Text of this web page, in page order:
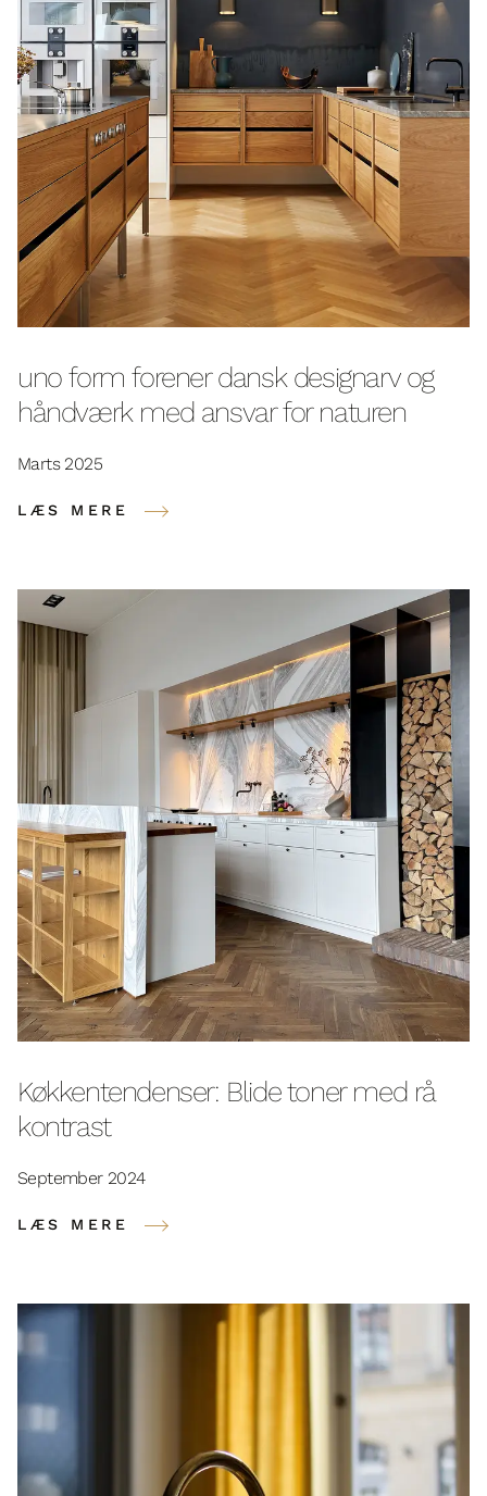
uno form forener dansk designarv og
håndværk med ansvar for naturen
Marts 2025
LÆS MERE
Køkkentendenser: Blide toner med rå
kontrast
September 2024
LÆS MERE